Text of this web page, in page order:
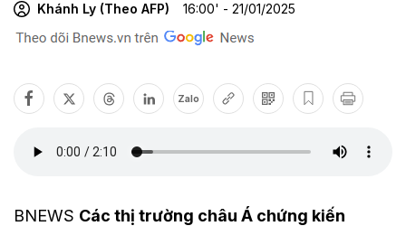
Khánh Ly (Theo AFP) 16:00' - 21/01/2025
Zalo
BNEWS Các thị trường châu Á chứng kiến